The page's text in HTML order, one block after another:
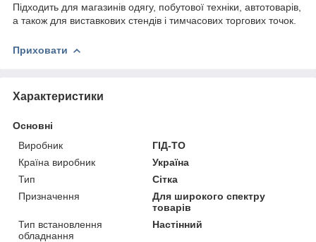
Підходить для магазинів одягу, побутової техніки, автотоварів,
а також для виставкових стендів і тимчасових торгових точок.
Приховати
Характеристики
Основні
Виробник
ГІД-ТО
Країна виробник
Україна
Тип
Сітка
Призначення
Для широкого спектру
товарів
Тип встановлення
обладнання
Настінний